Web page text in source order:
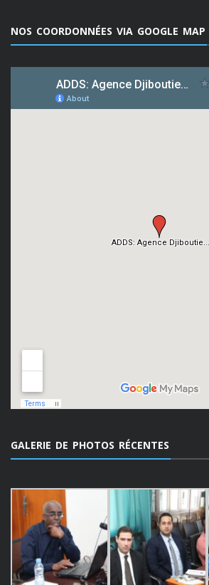
NOS COORDONNÉES VIA GOOGLE MAP
GALERIE DE PHOTOS RÉCENTES